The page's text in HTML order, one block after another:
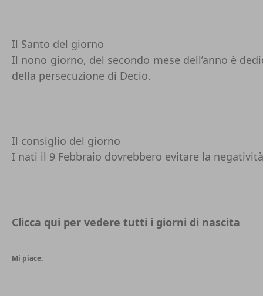
Il Santo del giorno
Il nono giorno, del secondo mese dell’anno è
della persecuzione di Decio.
Il consiglio del giorno
I nati il 9 Febbraio dovrebbero evitare la
Clicca qui per vedere tutti i giorni di nascita
Mi piace: